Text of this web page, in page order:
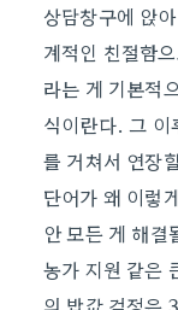
상담창구에 앉
계적인 친절함
라는 게 기본적
식이란다. 그 이
를 거쳐서 연장
단어가 왜 이렇
안 모든 게 해결
농가 지원 같은